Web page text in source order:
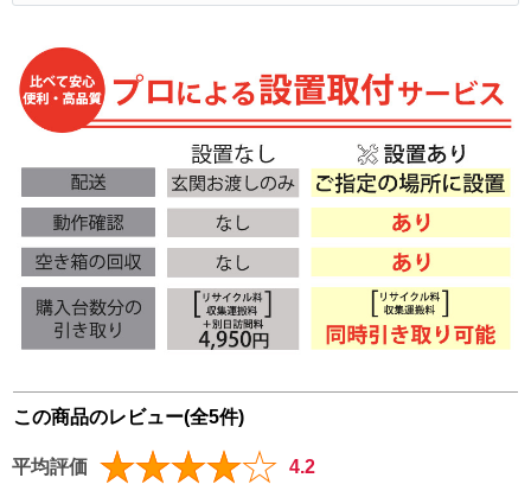
この商品のレビュー(全5件)
平均評価 4.2